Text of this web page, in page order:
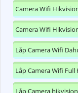
Camera Wifi
Camera Wifi
Lắp Camera Wifi
Lắp Camera Wifi Full
Lắp Camera